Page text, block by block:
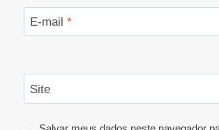
E-mail *
Site